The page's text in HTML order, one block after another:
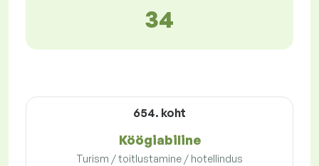
34
654. koht
Köögiabiline
Turism / toitlustamine / hotellindus